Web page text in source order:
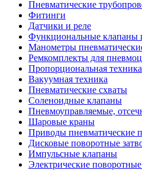
Пневматические
Фитинги
Датчики и реле
Функциональные клапаны
Манометры
Ремкомплекты для
Пропорциональная техника
Вакуумная техника
Пневматические схваты
Соленоидные клапаны
Пневмоуправляемые,
Шаровые краны
Приводы пневматические
Дисковые поворотные
Импульсные клапаны
Электрические